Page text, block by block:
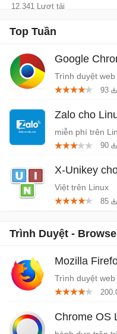
12.341 Lượt tải
Top Tuần
Google
Trình duyệt
93
Zalo cho
miễn phí trên
90
X-Unikey
Việt trên Linux
85
Trình Duyệt -
Mozilla
Trình duyệt
Chrome OS